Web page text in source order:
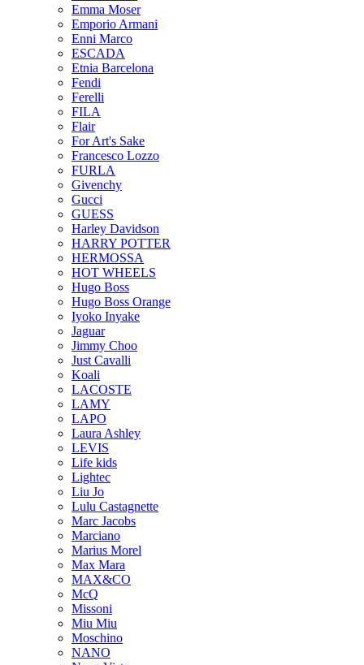
Emma Moser
Emporio Armani
Enni Marco
ESCADA
Etnia Barcelona
Fendi
Ferelli
FILA
Flair
For Art's Sake
Francesco Lozzo
FURLA
Givenchy
Gucci
GUESS
Harley Davidson
HARRY POTTER
HERMOSSA
HOT WHEELS
Hugo Boss
Hugo Boss Orange
Iyoko Inyake
Jaguar
Jimmy Choo
Just Cavalli
Koali
LACOSTE
LAMY
LAPO
Laura Ashley
LEVIS
Life kids
Lightec
Liu Jo
Lulu Castagnette
Marc Jacobs
Marciano
Marius Morel
Max Mara
MAX&CO
McQ
Missoni
Miu Miu
Moschino
NANO